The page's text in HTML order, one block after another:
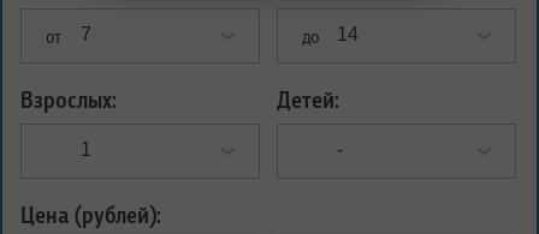
от до
Взрослых: Детей:
Цена (рублей):